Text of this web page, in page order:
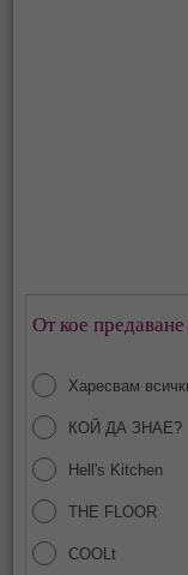
От кое
Харесвам
КОЙ ДА ЗНАЕ?
Hell's Kitchen
THE FLOOR
COOLt